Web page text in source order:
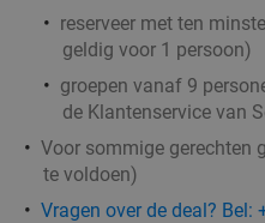
Uchi Sushi Amersfoort
Amersfoort
Verkocht: 293
reserveer met ten
geldig voor 1 persoon)
groepen vanaf 9
de Klantenservice van
Voor sommige gerechten
te voldoen)
Vragen over de deal? Bel: